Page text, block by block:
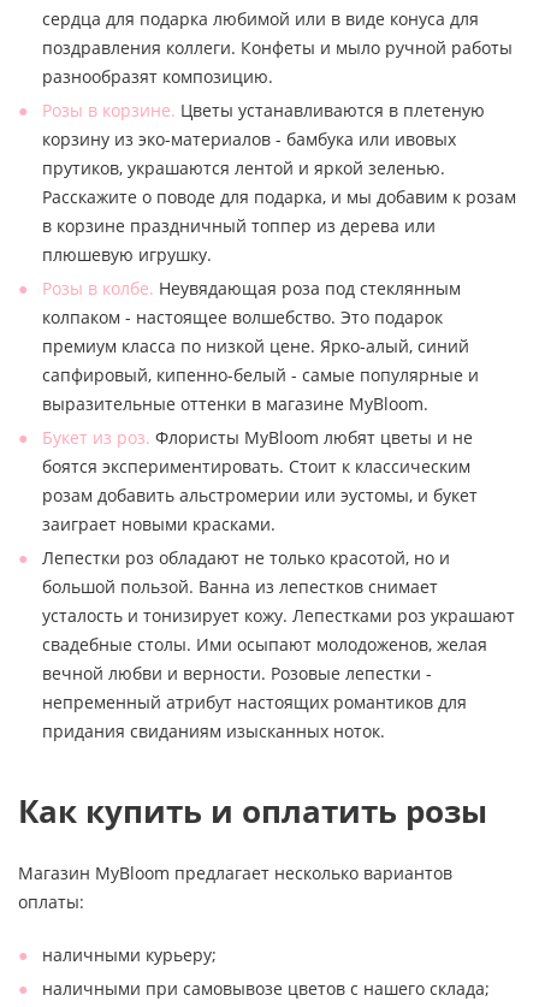
сердца для подарка любимой или в виде конуса для
поздравления коллеги. Конфеты и мыло ручной работы
разнообразят композицию.
Розы в корзине. Цветы устанавливаются в плетеную
корзину из эко-материалов - бамбука или ивовых
прутиков, украшаются лентой и яркой зеленью.
Расскажите о поводе для подарка, и мы добавим к розам
в корзине праздничный топпер из дерева или
плюшевую игрушку.
Розы в колбе. Неувядающая роза под стеклянным
колпаком - настоящее волшебство. Это подарок
премиум класса по низкой цене. Ярко-алый, синий
сапфировый, кипенно-белый - самые популярные и
выразительные оттенки в магазине MyBloom.
Букет из роз. Флористы MyBloom любят цветы и не
боятся экспериментировать. Стоит к классическим
розам добавить альстромерии или эустомы, и букет
заиграет новыми красками.
Лепестки роз обладают не только красотой, но и
большой пользой. Ванна из лепестков снимает
усталость и тонизирует кожу. Лепестками роз украшают
свадебные столы. Ими осыпают молодоженов, желая
вечной любви и верности. Розовые лепестки -
непременный атрибут настоящих романтиков для
придания свиданиям изысканных ноток.
Как купить и оплатить розы
Магазин MyBloom предлагает несколько вариантов
оплаты:
наличными курьеру;
наличными при самовывозе цветов с нашего склада;